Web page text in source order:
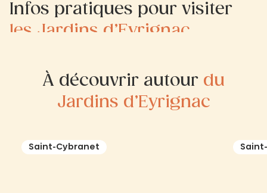
Infos pratiques pour visiter
les Jardins d’Eyrignac
À découvrir autour du
Jardins d’Eyrignac
Saint-Cybranet